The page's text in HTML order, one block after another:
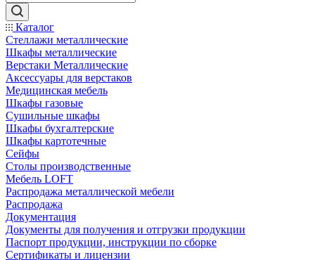
Каталог
Стеллажи металлические
Шкафы металлические
Верстаки Металлические
Аксессуары для верстаков
Медицинская мебель
Шкафы газовые
Сушильные шкафы
Шкафы бухгалтерские
Шкафы картотечные
Сейфы
Столы производственные
Мебель LOFT
Распродажа металлической мебели
Распродажа
Документация
Документы для получения и отгрузки продукции
Паспорт продукции, инструкции по сборке
Сертификаты и лицензии